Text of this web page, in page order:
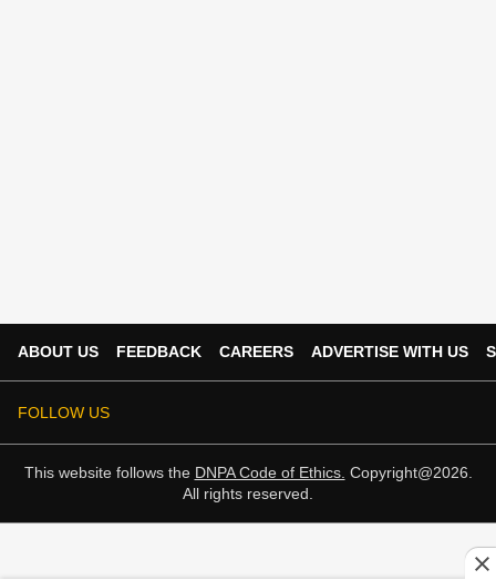
ABOUT US FEEDBACK CAREERS ADVERTISE WITH US
FOLLOW US
This website follows the DNPA Code of Ethics. Copyright@2026.
All rights reserved.